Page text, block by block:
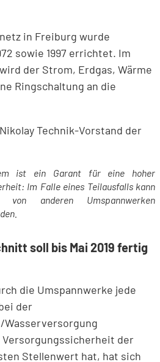
in Freiburg wurde
sowie 1997 errichtet. Im
der Strom, Erdgas, Wärme
Ringschaltung an die
Technik-Vorstand der
ist ein Garant für eine hoher
Im Falle eines Teilausfalls kann
anderen Umspannwerken
soll bis Mai 2019 fertig
die Umspannwerke jede
der
Versorgungssicherheit der
Stellenwert hat, hat sich